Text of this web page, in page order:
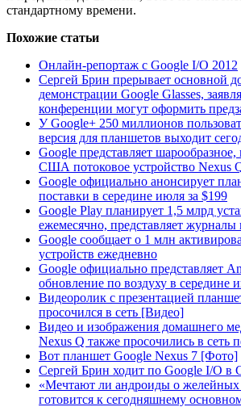
стандартному времени.
Похожие статьи
Онлайн-репортаж с Google I/O 2012
Сергей Брин прерывает основной
демонстрации Google Glasses,
конференции могут оформить
У Google+ 250 миллионов
версия для планшетов выходит
Google представляет шарообразное,
США потоковое устройство Nexus
Google официально анонсирует
поставки в середине июля за $199
Google Play планирует 1,5 млрд
ежемесячно, представляет
Google сообщает о 1 млн
устройств ежедневно
Google официально представляет
обновление по воздуху в середине
Видеоролик с презентацией
просочился в сеть [Видео]
Видео и изображения домашнего
Nexus Q также просочились в сеть
Вот планшет Google Nexus 7 [Фото]
Сергей Брин ходит по Google I/O в
«Мечтают ли андроиды о
готовится к сегодняшнему